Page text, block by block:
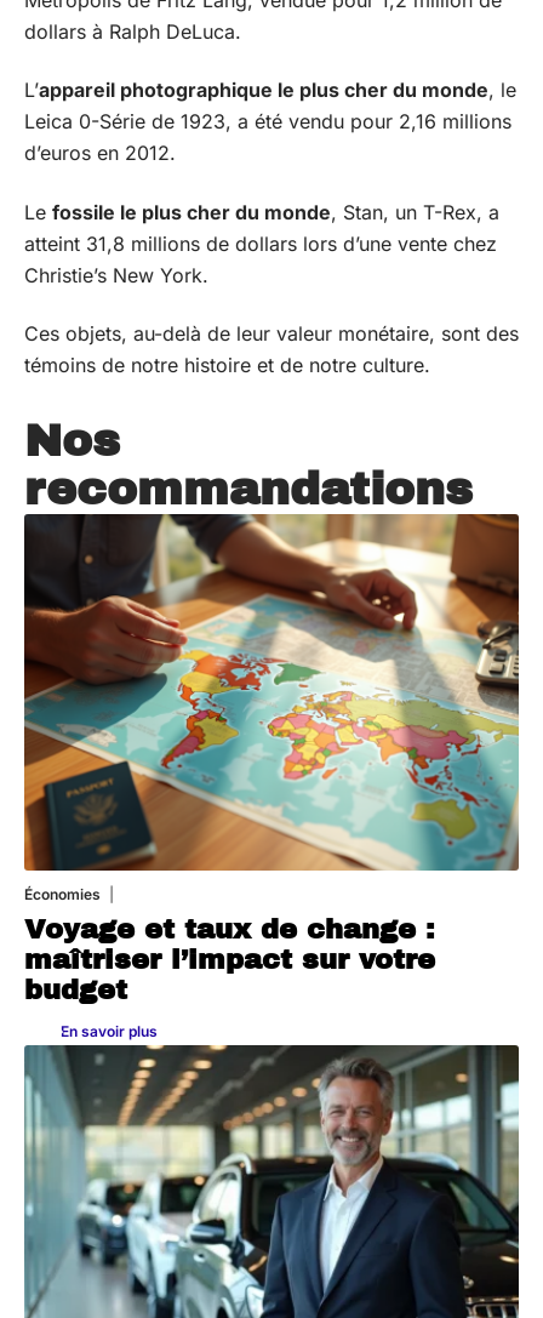
dollars à Ralph DeLuca.
L’appareil photographique le plus cher du monde, le
Leica 0-Série de 1923, a été vendu pour 2,16 millions
d’euros en 2012.
Le fossile le plus cher du monde, Stan, un T-Rex, a
atteint 31,8 millions de dollars lors d’une vente chez
Christie’s New York.
Ces objets, au-delà de leur valeur monétaire, sont des
témoins de notre histoire et de notre culture.
Nos
recommandations
Économies
Voyage et taux de change :
maîtriser l’impact sur votre
budget
En savoir plus